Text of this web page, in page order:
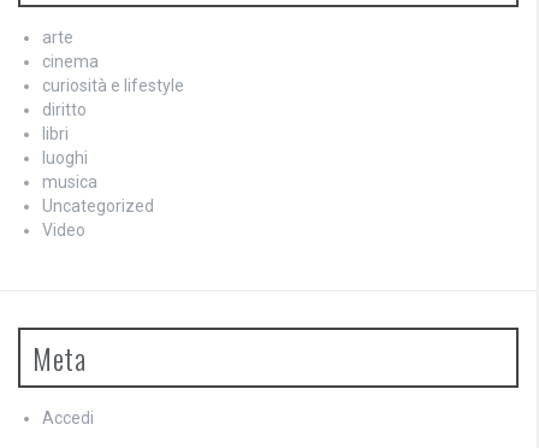
arte
cinema
curiosità e lifestyle
diritto
libri
luoghi
musica
Uncategorized
Video
Meta
Accedi